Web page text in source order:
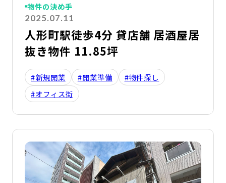
2025.07.11
物件の決め手
人形町駅徒歩4分 貸店舗 居酒屋居
抜き物件 11.85坪
#新規開業 #開業準備
#物件探し
#オフィス街